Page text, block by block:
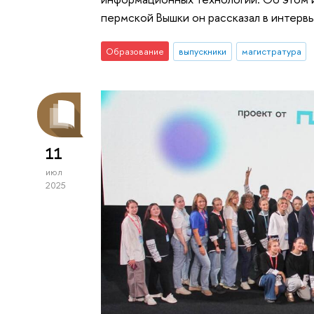
пермской Вышки он рассказал в
Образование выпускники магистратура
11
июл
2025